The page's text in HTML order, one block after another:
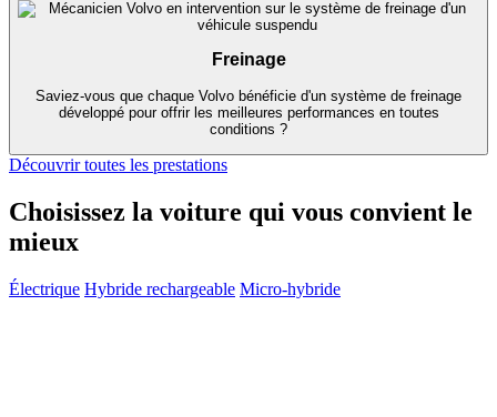
Freinage
Saviez-vous que chaque Volvo bénéficie d'un système de freinage
développé pour offrir les meilleures performances en toutes
conditions ?
Découvrir toutes les prestations
Choisissez la voiture qui vous convient le
mieux
Électrique Hybride rechargeable Micro-hybride